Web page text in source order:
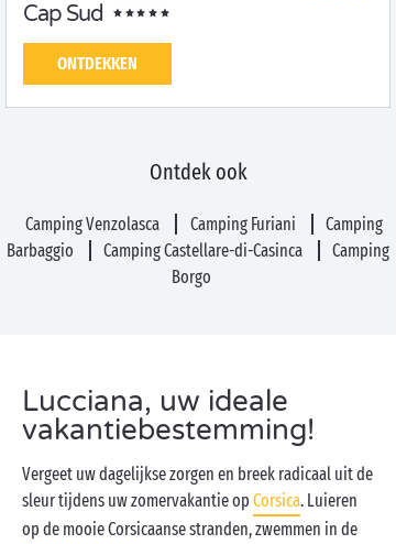
Cap Sud
ONTDEKKEN
Ontdek ook
Camping Venzolasca Camping Furiani
Camping
Barbaggio
Camping Castellare-di-Casinca
Camping
Borgo
Lucciana, uw ideale
vakantiebestemming!
Vergeet uw dagelijkse zorgen en breek radicaal uit de
sleur tijdens uw zomervakantie op Corsica. Luieren
op de mooie Corsicaanse stranden, zwemmen in de